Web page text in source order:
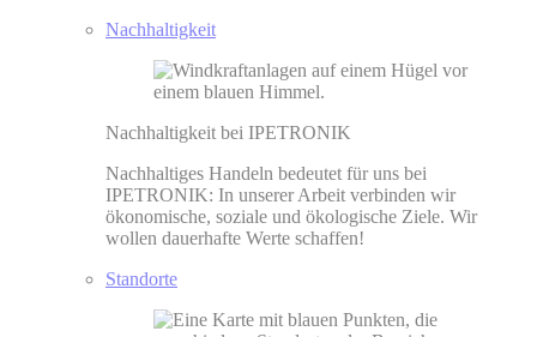
Nachhaltigkeit
Nachhaltigkeit bei IPETRONIK
Nachhaltiges Handeln bedeutet für uns bei
IPETRONIK: In unserer Arbeit verbinden wir
ökonomische, soziale und ökologische Ziele. Wir
wollen dauerhafte Werte schaffen!
Standorte